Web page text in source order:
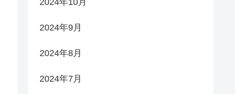
2024年9月
2024年8月
2024年7月